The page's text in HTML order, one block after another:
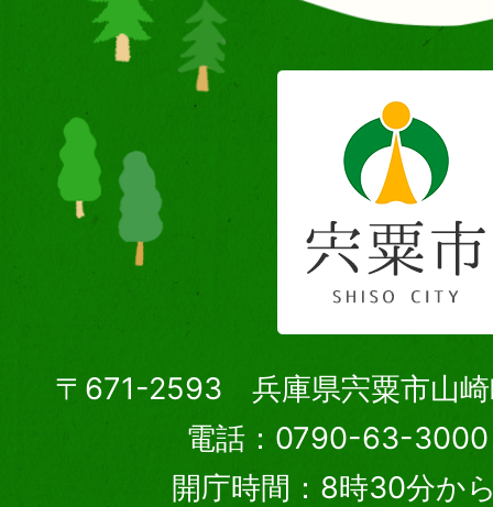
〒671-2593 兵庫県宍粟市山崎
電話：0790-63-3000
開庁時間：8時30分か